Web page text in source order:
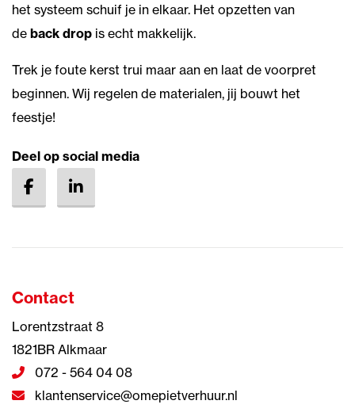
het systeem schuif je in elkaar. Het opzetten van
de back drop is echt makkelijk.
Trek je foute kerst trui maar aan en laat de voorpret
beginnen. Wij regelen de materialen, jij bouwt het
feestje!
Deel op social media
Contact
Lorentzstraat 8
1821BR Alkmaar
072 - 564 04 08
klantenservice@omepietverhuur.nl